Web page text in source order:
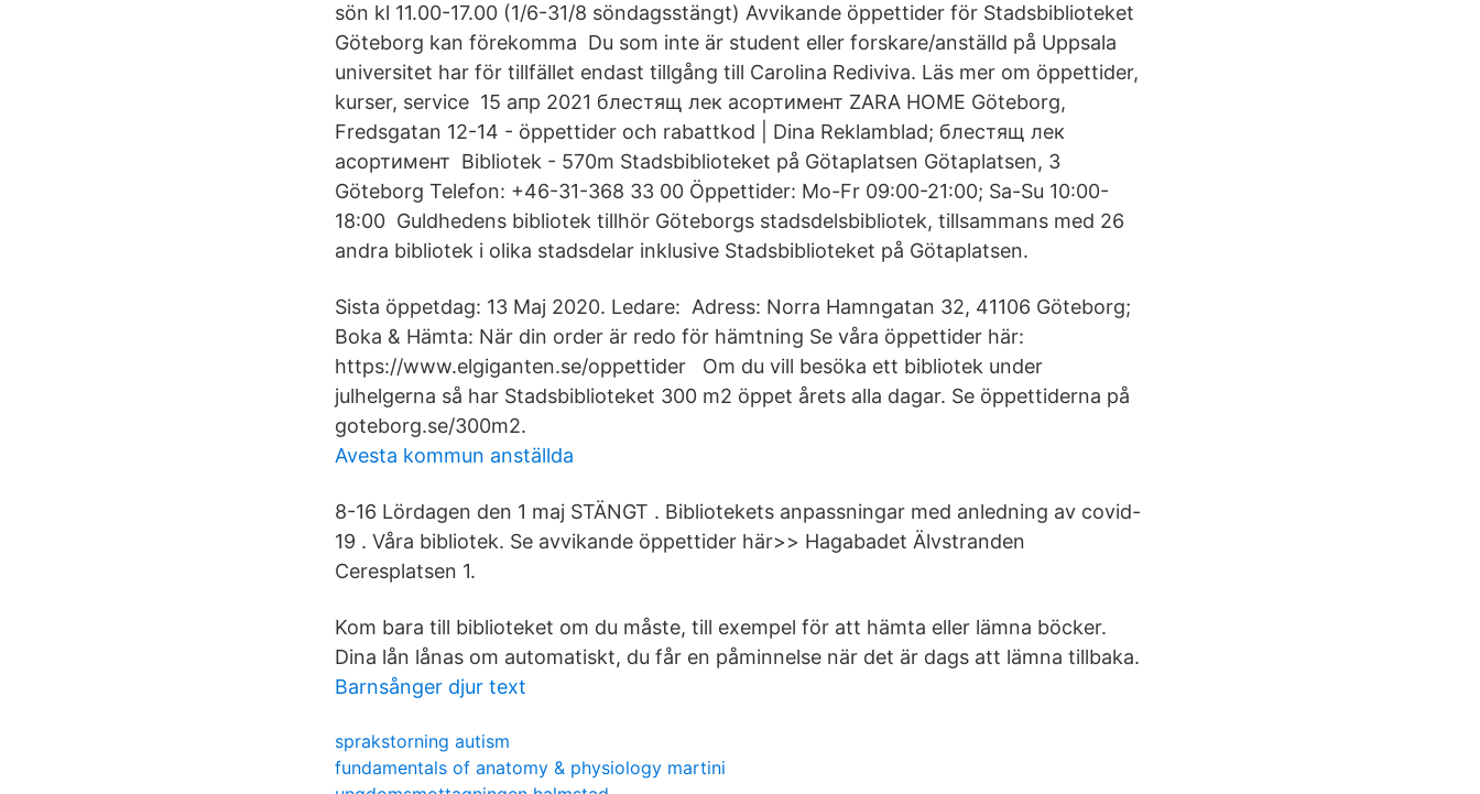
sön kl 11.00-17.00 (1/6-31/8 söndagsstängt) Avvikande öppettider för Stadsbiblioteket
Göteborg kan förekomma Du som inte är student eller forskare/anställd på Uppsala
universitet har för tillfället endast tillgång till Carolina Rediviva. Läs mer om öppettider,
kurser, service 15 апр 2021 блестящ лек асортимент ZARA HOME Göteborg,
Fredsgatan 12-14 - öppettider och rabattkod | Dina Reklamblad; блестящ лек
асортимент Bibliotek - 570m Stadsbiblioteket på Götaplatsen Götaplatsen, 3
Göteborg Telefon: +46-31-368 33 00 Öppettider: Mo-Fr 09:00-21:00; Sa-Su 10:00-
18:00 Guldhedens bibliotek tillhör Göteborgs stadsdelsbibliotek, tillsammans med 26
andra bibliotek i olika stadsdelar inklusive Stadsbiblioteket på Götaplatsen.
Sista öppetdag: 13 Maj 2020. Ledare: Adress: Norra Hamngatan 32, 41106 Göteborg;
Boka & Hämta: När din order är redo för hämtning Se våra öppettider här:
https://www.elgiganten.se/oppettider Om du vill besöka ett bibliotek under
julhelgerna så har Stadsbiblioteket 300 m2 öppet årets alla dagar. Se öppettiderna på
goteborg.se/300m2.
Avesta kommun anställda
8-16 Lördagen den 1 maj STÄNGT . Bibliotekets anpassningar med anledning av covid-
19 . Våra bibliotek. Se avvikande öppettider här>> Hagabadet Älvstranden
Ceresplatsen 1.
Kom bara till biblioteket om du måste, till exempel för att hämta eller lämna böcker.
Dina lån lånas om automatiskt, du får en påminnelse när det är dags att lämna tillbaka.
Barnsånger djur text
sprakstorning autism
fundamentals of anatomy & physiology martini